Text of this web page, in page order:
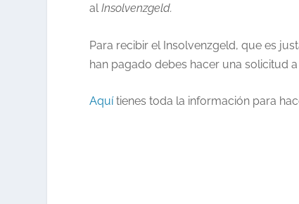
alInsolvenzgeld.
Para recibir el Insolvenzgeld, que es
han pagado debes hacer una solicitud
Aquítienes toda la información para